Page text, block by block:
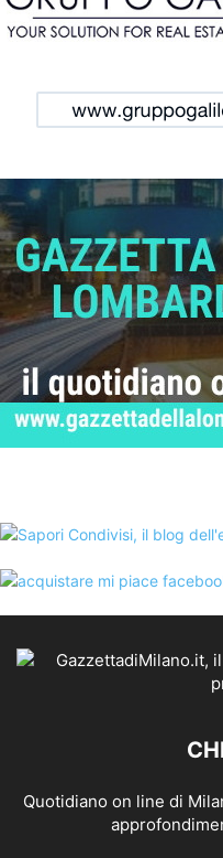
Quotidiano on line di